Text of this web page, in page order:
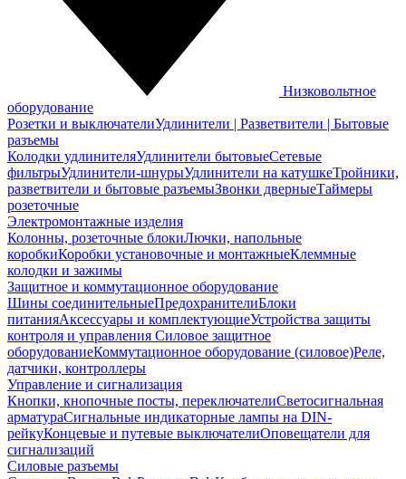
Низковольтное
оборудование
Розетки и выключателиУдлинители | Разветвители | Бытовые
разъемы
Колодки удлинителяУдлинители бытовыеСетевые
фильтрыУдлинители-шнурыУдлинители на катушкеТройники,
разветвители и бытовые разъемыЗвонки дверныеТаймеры
розеточные
Электромонтажные изделия
Колонны, розеточные блокиЛючки, напольные
коробкиКоробки установочные и монтажныеКлеммные
колодки и зажимы
Защитное и коммутационное оборудование
Шины соединительныеПредохранителиБлоки
питанияАксессуары и комплектующиеУстройства защиты
контроля и управления Силовое защитное
оборудованиеКоммутационное оборудование (силовое)Реле,
датчики, контроллеры
Управление и сигнализация
Кнопки, кнопочные посты, переключателиСветосигнальная
арматураСигнальные индикаторные лампы на DIN-
рейкуКонцевые и путевые выключателиОповещатели для
сигнализаций
Силовые разъемы